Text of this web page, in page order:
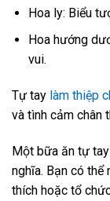
Hoa ly: Biểu
Hoa hướng
vui.
Tự tay làm thiệp
và tình cảm chân
Một bữa ăn tự
nghĩa. Bạn có thể
thích hoặc tổ